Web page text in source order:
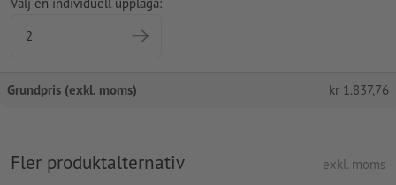
Välj en individuell upplaga:
Grundpris (exkl. moms) kr 1.837,76
Fler produktalternativ exkl. moms